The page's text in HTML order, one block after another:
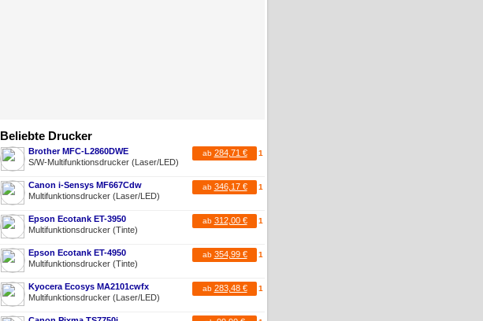
Beliebte Drucker
ab 284,71 € 1
Brother MFC-L2860DWE
S/W-Multifunktionsdrucker (Laser/LED)
ab 346,17 € 1
Canon i-Sensys MF667Cdw
Multifunktionsdrucker (Laser/LED)
ab 312,00 € 1
Epson Ecotank ET-3950
Multifunktionsdrucker (Tinte)
ab 354,99 € 1
Epson Ecotank ET-4950
Multifunktionsdrucker (Tinte)
ab 283,48 € 1
Kyocera Ecosys MA2101cwfx
Multifunktionsdrucker (Laser/LED)